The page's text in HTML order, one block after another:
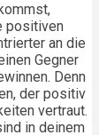
positiven
an die
Gegner
Denn
der positiv
vertraut.
in deinem